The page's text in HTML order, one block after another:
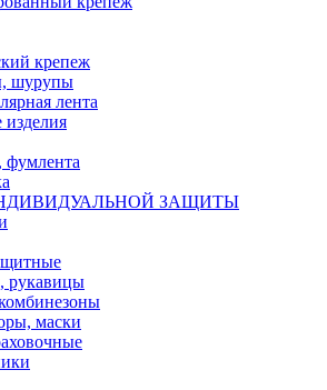
крепеж
шурупы
лента
фумлента
ЗАЩИТЫ
рукавицы
маски